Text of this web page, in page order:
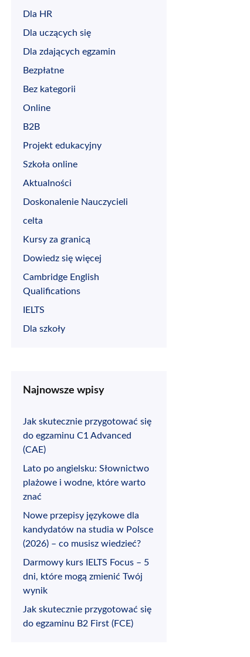
Dla HR
Dla uczących się
Dla zdających egzamin
Bezpłatne
Bez kategorii
Online
B2B
Projekt edukacyjny
Szkoła online
Aktualności
Doskonalenie Nauczycieli
celta
Kursy za granicą
Dowiedz się więcej
Cambridge English
Qualifications
IELTS
Dla szkoły
Najnowsze wpisy
Jak skutecznie przygotować się
do egzaminu C1 Advanced
(CAE)
Lato po angielsku: Słownictwo
plażowe i wodne, które warto
znać
Nowe przepisy językowe dla
kandydatów na studia w Polsce
(2026) – co musisz wiedzieć?
Darmowy kurs IELTS Focus – 5
dni, które mogą zmienić Twój
wynik
Jak skutecznie przygotować się
do egzaminu B2 First (FCE)